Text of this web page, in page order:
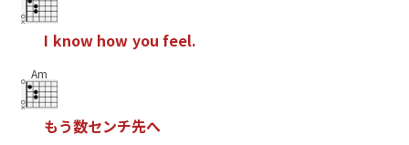
I know how you feel.
Am
もう数センチ先へ